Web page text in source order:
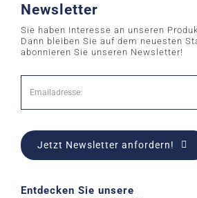
Newsletter
Sie haben Interesse an unseren
Dann bleiben Sie auf dem neuesten
abonnieren Sie unseren Newsletter!
Jetzt Newsletter anfordern!
Entdecken Sie unsere